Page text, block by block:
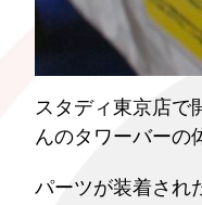
スタディ東京店で
んのタワーバーの
パーツが装着され